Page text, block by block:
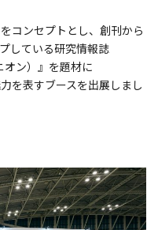
コンセプトとし、創刊から
している研究情報誌
オン）』を題材に
を表すブースを出展しまし